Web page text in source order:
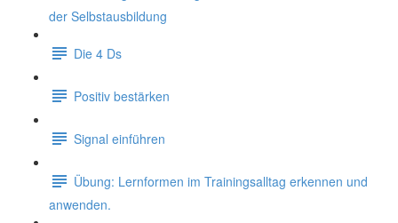
der Selbstausbildung
Die 4 Ds
Positiv bestärken
Signal einführen
Übung: Lernformen im Trainingsalltag erkennen und
anwenden.